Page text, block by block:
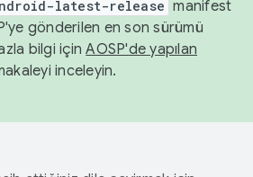
latest-release manifest
gönderilen en son sürümü
bilgi içinAOSP'de yapılan
inceleyin.